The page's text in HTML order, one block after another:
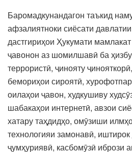
Баромадкунандагон таъкид
афзалиятноки сиёсати
дастгириҳои Ҳукумати
ҷавонон аз шомилшавӣ ба
террористӣ, ҷинояту
бемориҳои сироятӣ,
оилаҳои ҷавон, худкушиву
шабакаҳои интернетӣ, авзои
хатару таҳдидҳо, омӯзиши
технологияи замонавӣ,
ҷумҳуриявӣ, касбомӯзӣ ибрози